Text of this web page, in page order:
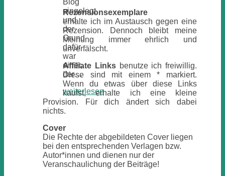
eingelegt
und
der
Grund
dafür
war
einer,
der…
weiterlesen
Rezensionsexemplare
erhalte ich im Austausch gegen eine
Rezension. Dennoch bleibt meine
Meinung immer ehrlich und
unverfälscht.
Affiliate Linksbenutze ich freiwillig.
Diese sind mit einem * markiert.
Wenn du etwas über diese Links
kaufst, erhalte ich eine kleine
Provision. Für dich ändert sich dabei
nichts.
Cover
Die Rechte der abgebildeten Cover liegen
bei den entsprechenden Verlagen bzw.
Autor*innen und dienen nur der
Veranschaulichung der Beiträge!